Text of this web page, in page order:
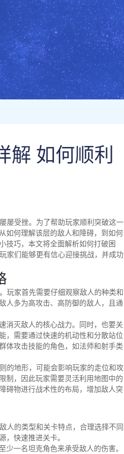
解 如何顺利
屡受挫。为了帮助玩家顺利突破这一
如何理解该层的敌人和障碍，到如何
技巧，本文将全面解析如何打破困
家们能够更有信心迎接挑战，并成功
玩家首先需要仔细观察敌人的种类和
人多为高攻击、高防御的敌人，且通
消灭敌人的核心战力。同时，也要关
，需要通过快速的机动性和分散站位
体攻击技能的角色，如法师和射手类
的地形，可能会影响玩家的走位和攻
制，因此玩家需要灵活利用地图中的
碍物进行战术性的布局，增加敌人突
人的类型和关卡特点，合理选择不同
，快速推进关卡。
一名坦克角色来承受敌人的伤害。